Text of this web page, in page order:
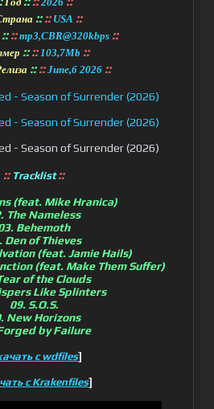
:: :: USA ::
:: :: mp3,CBR@320kbps ::
:: :: 103,7Mb ::
:: :: June,6 2026 ::
:: Tracklist ::
(feat. Mike Hranica)
The Nameless
Behemoth
Den of Thieves
(feat. Jamie Hails)
(feat. Make Them Suffer)
of the Clouds
Like Splinters
09. S.O.S.
New Horizons
by Failure
с wdfiles]
с Krakenfiles]